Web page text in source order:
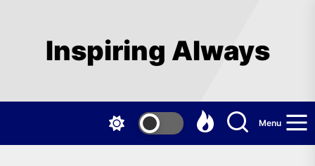
Inspiring Always
Menu